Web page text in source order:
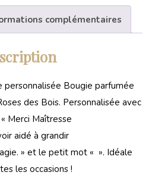
complémentaires
Bougie parfumée
des Bois. Personnalisée avec
Merci Maîtresse
aidé à grandir
» et le petit mot « ». Idéale
les occasions !